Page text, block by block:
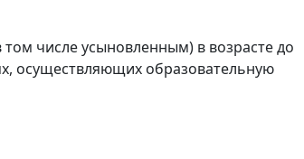
том числе усыновленным) в возрасте до
осуществляющих образовательную